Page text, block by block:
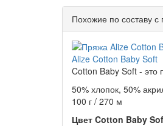
Похожие по составу
Alize Cotton Baby Soft
Cotton Baby Soft - это
50% хлопок, 50%
100 г / 270 м
Цвет Cotton Baby